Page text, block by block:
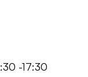
-17:30